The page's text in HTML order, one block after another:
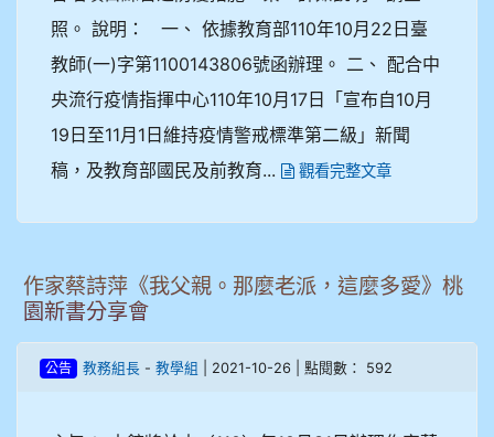
照。 說明： 一、 依據教育部110年10月22日臺
教師(一)字第1100143806號函辦理。 二、 配合中
央流行疫情指揮中心110年10月17日「宣布自10月
19日至11月1日維持疫情警戒標準第二級」新聞
稿，及教育部國民及前教育...
觀看完整文章
作家蔡詩萍《我父親。那麼老派，這麼多愛》桃
園新書分享會
公告 教務組長 - 教學組 | 2021-10-26 | 點閱數： 592